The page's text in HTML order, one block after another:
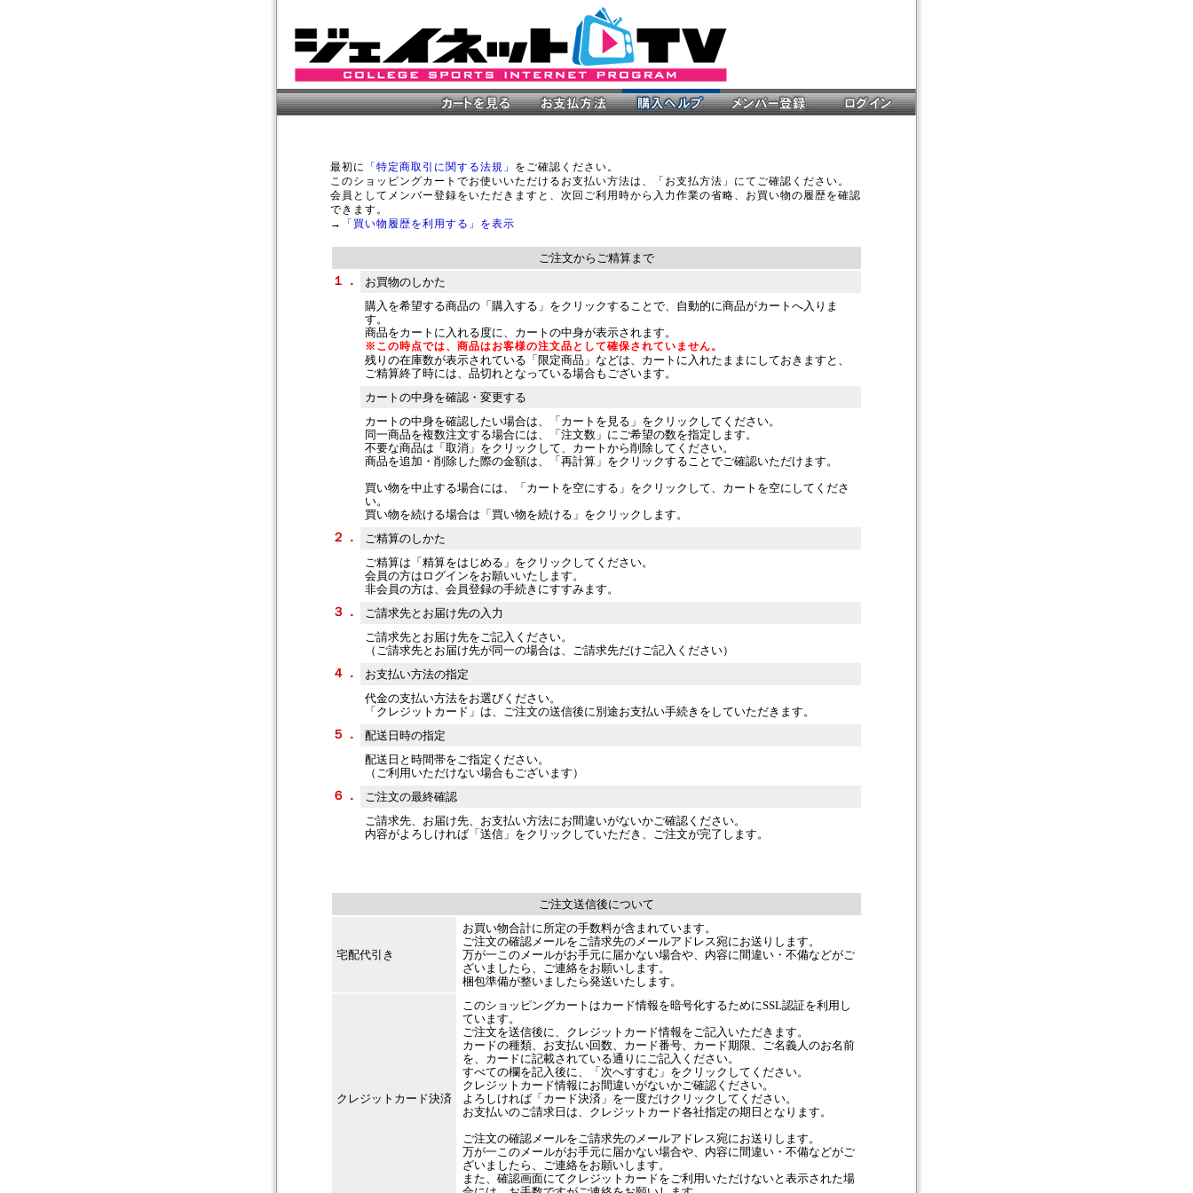
最初に 「特定商取引に関する法規」 をご確認ください。
このショッピングカートでお使いいただけるお支払い方法は、「お支払方法」にてご確認ください。
会員としてメンバー登録をいただきますと、次回ご利用時から入力作業の省略、お買い物の履歴を確認
できます。
→
「買い物履歴を利用する」を表示
ご注文からご精算まで
１．
お買物のしかた
購入を希望する商品の「購入する」をクリックすることで、自動的に商品がカートへ入りま
す。
商品をカートに入れる度に、カートの中身が表示されます。
※この時点では、商品はお客様の注文品として確保されていません。
残りの在庫数が表示されている「限定商品」などは、カートに入れたままにしておきますと、
ご精算終了時には、品切れとなっている場合もございます。
カートの中身を確認・変更する
カートの中身を確認したい場合は、「カートを見る」をクリックしてください。
同一商品を複数注文する場合には、「注文数」にご希望の数を指定します。
不要な商品は「取消」をクリックして、カートから削除してください。
商品を追加・削除した際の金額は、「再計算」をクリックすることでご確認いただけます。
買い物を中止する場合には、「カートを空にする」をクリックして、カートを空にしてくださ
い。
買い物を続ける場合は「買い物を続ける」をクリックします。
２．
ご精算のしかた
ご精算は「精算をはじめる」をクリックしてください。
会員の方はログインをお願いいたします。
非会員の方は、会員登録の手続きにすすみます。
３．
ご請求先とお届け先の入力
ご請求先とお届け先をご記入ください。
（ご請求先とお届け先が同一の場合は、ご請求先だけご記入ください）
４．
お支払い方法の指定
代金の支払い方法をお選びください。
「クレジットカード」 は、ご注文の送信後に別途お支払い手続きをしていただきます。
５．
配送日時の指定
配送日と時間帯をご指定ください。
（ご利用いただけない場合もございます）
６．
ご注文の最終確認
ご請求先、お届け先、お支払い方法にお間違いがないかご確認ください。
内容がよろしければ「送信」をクリックしていただき、ご注文が完了します。
ご注文送信後について
宅配代引き
お買い物合計に所定の手数料が含まれています。
ご注文の確認メールをご請求先のメールアドレス宛にお送りします。
万が一このメールがお手元に届かない場合や、内容に間違い・不備などがご
ざいましたら、ご連絡をお願いします。
梱包準備が整いましたら発送いたします。
クレジットカード決済
このショッピングカートはカード情報を暗号化するためにSSL認証を利用し
ています。
ご注文を送信後に、クレジットカード情報をご記入いただきます。
カードの種類、お支払い回数、カード番号、カード期限、ご名義人のお名前
を、カードに記載されている通りにご記入ください。
すべての欄を記入後に、「次へすすむ」をクリックしてください。
クレジットカード情報にお間違いがないかご確認ください。
よろしければ「カード決済」を一度だけクリックしてください。
お支払いのご請求日は、クレジットカード各社指定の期日となります。
ご注文の確認メールをご請求先のメールアドレス宛にお送りします。
万が一このメールがお手元に届かない場合や、内容に間違い・不備などがご
ざいましたら、ご連絡をお願いします。
また、確認画面にてクレジットカードをご利用いただけないと表示された場